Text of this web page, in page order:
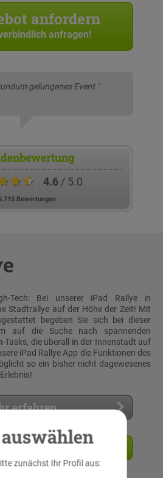
anfordern
anfragen!
gelungenes Event."
4.6/ 5.0
Bewertungen
Tech: Bei unserer iPad Rallye in
Stadtrallye auf der Höhe der Zeit! Mit
begeben Sie sich bei dieser
auf die Suche nach spannenden
Tasks, die überall in der Innenstadt auf
iPad Rallye App die Funktionen des
so ein bisher nicht dagewesenes
erfahren
anfordern
zunächst Ihr Profil aus: